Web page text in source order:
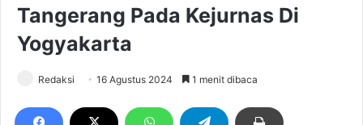
Tangerang Pada Kejurnas Di
Yogyakarta
Redaksi 16 Agustus 2024 1 menit dibaca